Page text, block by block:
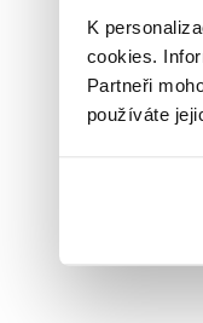
K
cookies.
Partneři
používáte